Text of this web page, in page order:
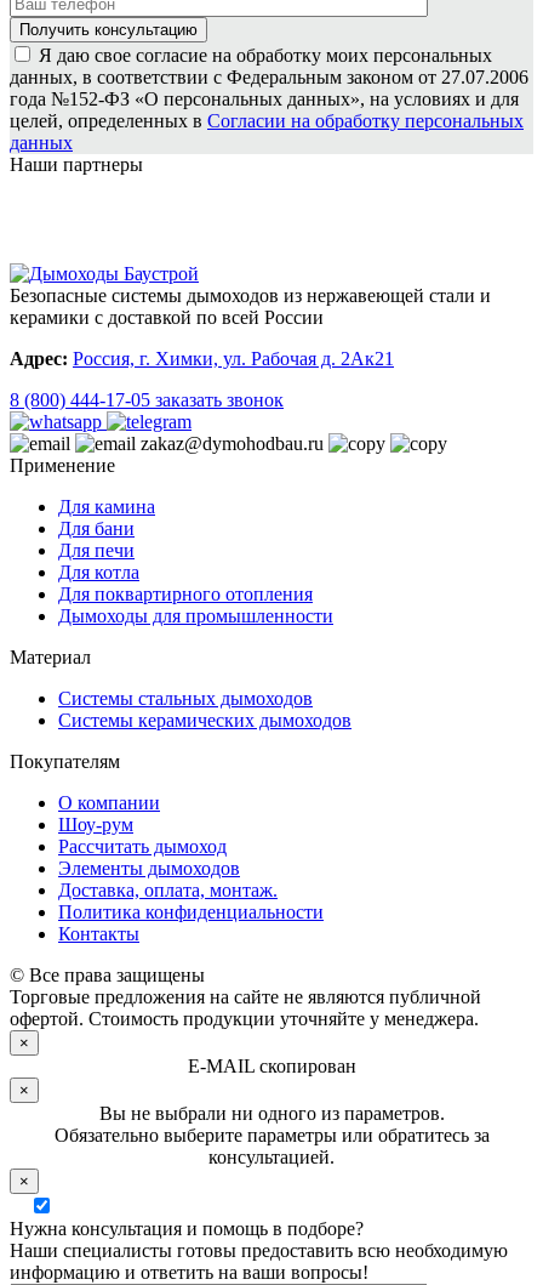
Я даю свое согласие на обработку моих персональных
данных, в соответствии с Федеральным законом от 27.07.2006
года №152-ФЗ «О персональных данных», на условиях и для
целей, определенных в Согласии на обработку персональных
данных
Наши партнеры
Безопасные системы дымоходов из нержавеющей стали и
керамики с доставкой по всей России
Адрес: Россия, г. Химки, ул. Рабочая д. 2Ак21
8 (800) 444-17-05 заказать звонок
zakaz@dymohodbau.ru
Применение
Для камина
Для бани
Для печи
Для котла
Для поквартирного отопления
Дымоходы для промышленности
Материал
Системы стальных дымоходов
Системы керамических дымоходов
Покупателям
О компании
Шоу-рум
Рассчитать дымоход
Элементы дымоходов
Доставка, оплата, монтаж.
Политика конфиденциальности
Контакты
© Все права защищены
Торговые предложения на сайте не являются публичной
офертой. Стоимость продукции уточняйте у менеджера.
×
E-MAIL скопирован
×
Вы не выбрали ни одного из параметров.
Обязательно выберите параметры или обратитесь за
консультацией.
×
Нужна консультация и помощь в подборе?
Наши специалисты готовы предоставить всю необходимую
информацию и ответить на ваши вопросы!